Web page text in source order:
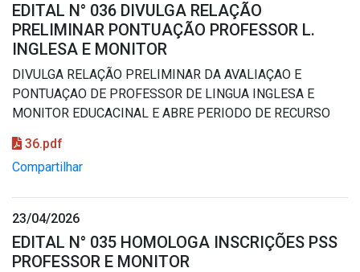
EDITAL N° 036 DIVULGA RELAÇÃO
PRELIMINAR PONTUAÇÃO PROFESSOR L.
INGLESA E MONITOR
DIVULGA RELAÇÃO PRELIMINAR DA AVALIAÇAO E
PONTUAÇAO DE PROFESSOR DE LINGUA INGLESA E
MONITOR EDUCACINAL E ABRE PERIODO DE RECURSO
36.pdf
Compartilhar
23/04/2026
EDITAL N° 035 HOMOLOGA INSCRIÇÕES PSS
PROFESSOR E MONITOR